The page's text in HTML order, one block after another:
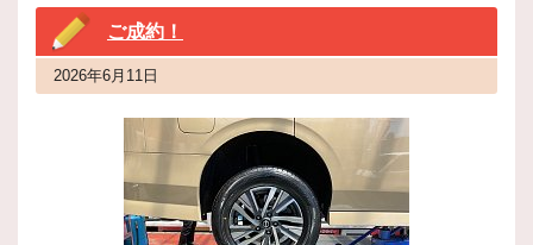
ご成約！
2026年6月11日